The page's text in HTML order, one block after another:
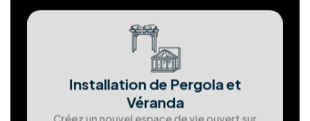
propres et notre dévouement envers nos clients,
nous nous efforçons d'atteindre l'excellence à
chaque étape.
Installation Panneaux
photovoltaïques
Produisez votre propre électricité verte et
économisez.